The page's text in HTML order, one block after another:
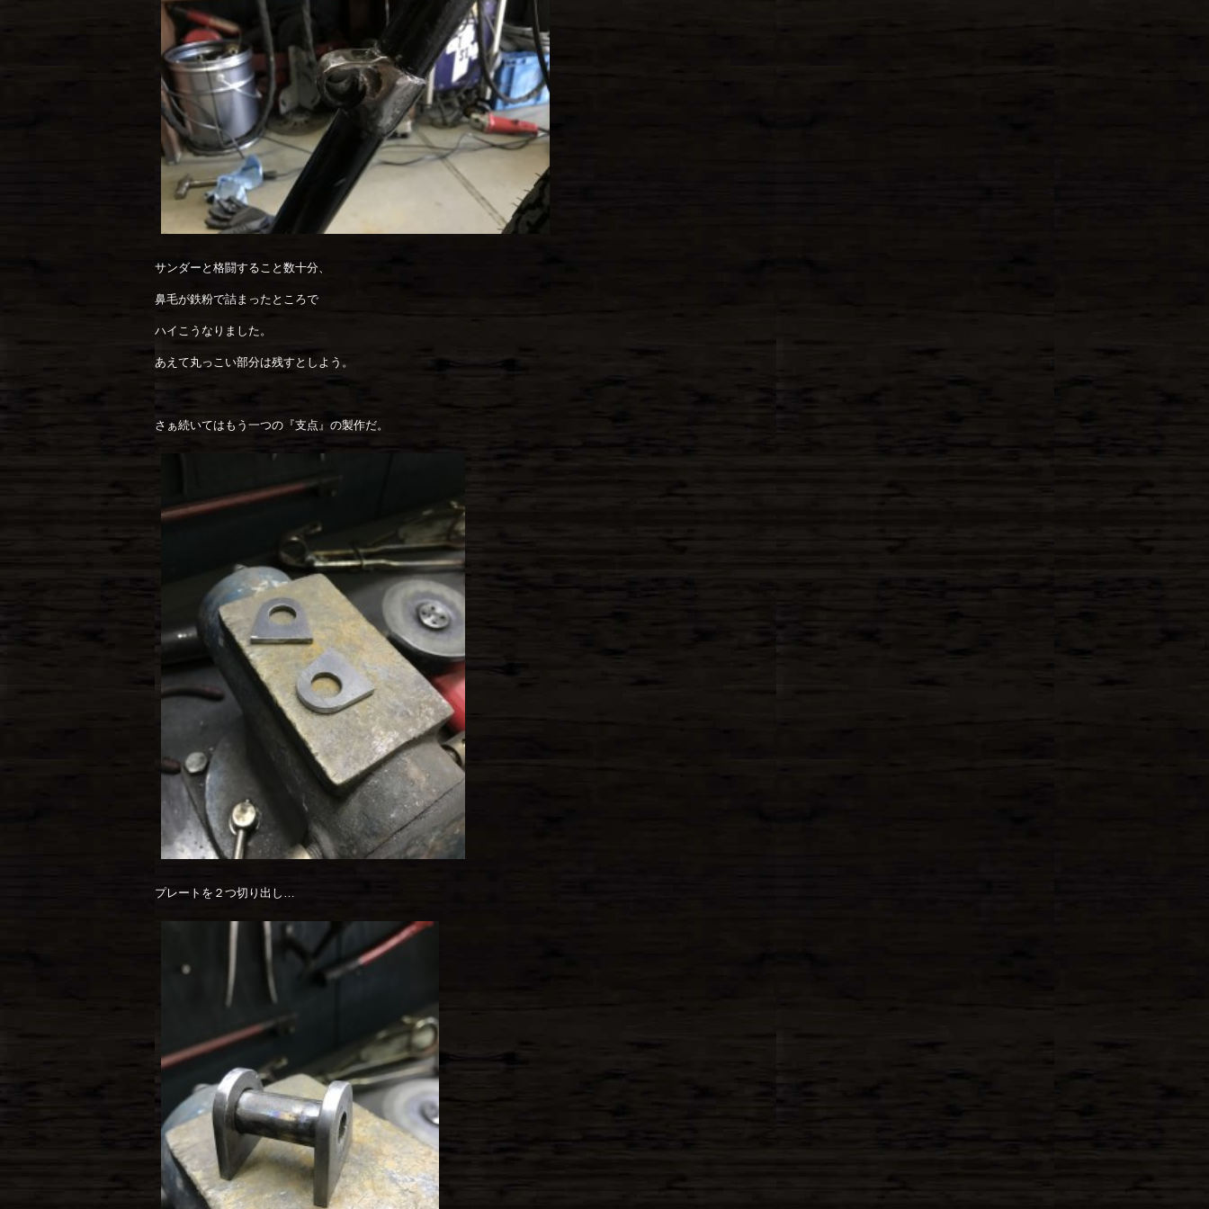
サンダーと格闘すること数十分、
鼻毛が鉄粉で詰まったところで
ハイこうなりました。
あえて丸っこい部分は残すとしよう。
さぁ続いてはもう一つの『支点』の製作だ。
プレートを２つ切り出し…